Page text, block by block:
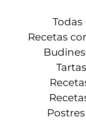
contenido
Todas
Recetas
Budines
Postres